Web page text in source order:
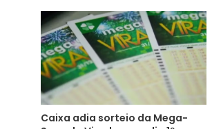
Caixa adia sorteio da Mega-